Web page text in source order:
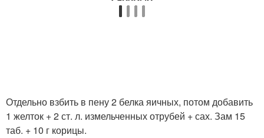
Отдельно взбить в пену 2 белка яичных, потом добавить
1 желток + 2 ст. л. измельченных отрубей + сах. Зам 15
таб. + 10 г корицы.